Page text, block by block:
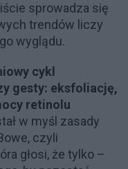
sprowadza się
trendów liczy
wyglądu.
cykl
gesty: eksfoliację,
retinolu
w myśl zasady
czyli
głosi, że tylko –